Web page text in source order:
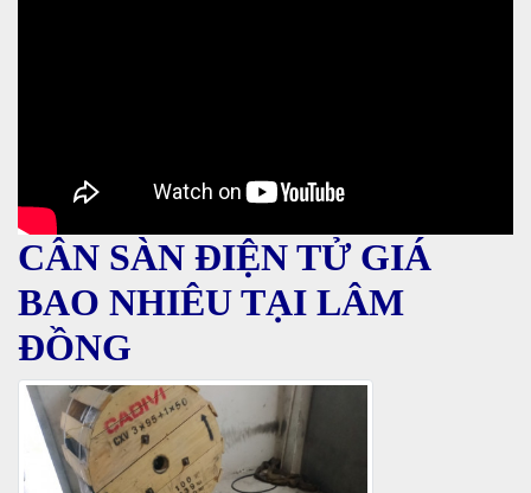
CÂN SÀN ĐIỆN TỬ GIÁ
BAO NHIÊU TẠI LÂM
ĐỒNG